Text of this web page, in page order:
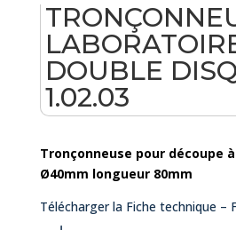
DOUBLE
1.02.03
Tronçonneuse pour découpe
Ø40mm longueur 80mm
Télécharger la Fiche technique –